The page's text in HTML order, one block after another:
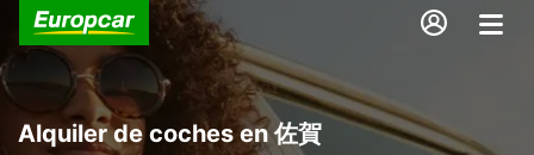
Alquiler de coches en 佐賀